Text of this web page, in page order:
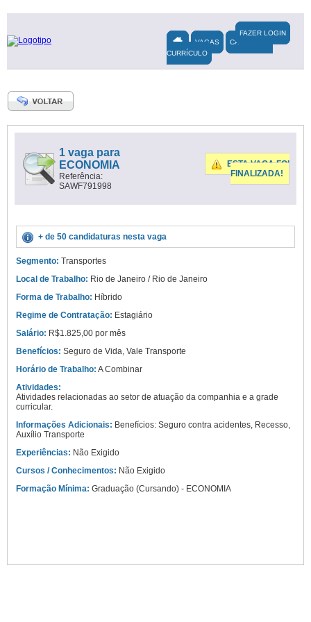
VAGAS
CADASTRAR
CURRÍCULO
FAZER LOGIN
1 vaga para
ECONOMIA
Referência:
SAWF791998
ESTA VAGA FOI
FINALIZADA!
+ de 50 candidaturas nesta vaga
Segmento: Transportes
Local de Trabalho: Rio de Janeiro / Rio de Janeiro
Forma de Trabalho: Híbrido
Regime de Contratação: Estagiário
Salário: R$1.825,00 por mês
Benefícios: Seguro de Vida, Vale Transporte
Horário de Trabalho: A Combinar
Atividades:
Atividades relacionadas ao setor de atuação da companhia e a grade
curricular.
Informações Adicionais: Benefícios: Seguro contra acidentes, Recesso,
Auxílio Transporte
Experiências: Não Exigido
Cursos / Conhecimentos: Não Exigido
Formação Mínima: Graduação (Cursando) - ECONOMIA